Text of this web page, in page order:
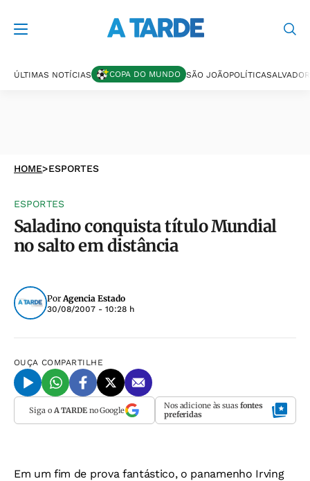
ÚLTIMAS NOTÍCIAS COPA DO MUNDO SÃO JOÃOPOLÍTICASALVADOR
HOME>ESPORTES
ESPORTES
Saladino conquista título Mundial
no salto em distância
PorAgencia Estado
30/08/2007 - 10:28 h
OUÇA COMPARTILHE
Siga o A TARDEno Google Nos adicione às suas fontes
preferidas
Em um fim de prova fantástico, o panamenho Irving